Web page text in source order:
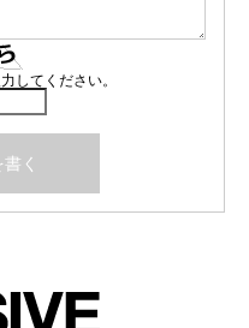
してください。